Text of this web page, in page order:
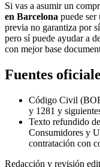
Si vas a asumir un
en Barcelona puede
previa no garantiza por
pero sí puede ayudar a
con mejor base
Fuentes
Código Civil
y 1281 y
Texto refundido
Consumidores y
contratación con
Redacción y revisión